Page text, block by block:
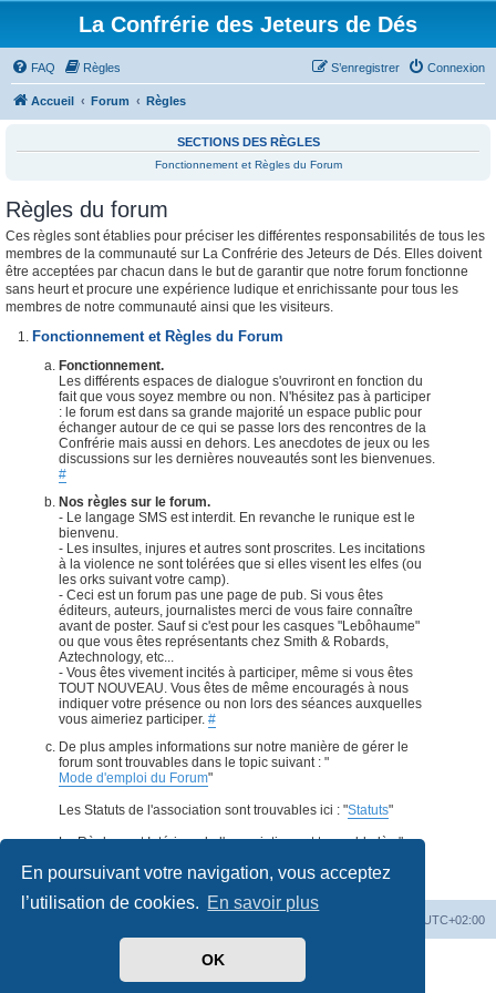
En poursuivant votre navigation, vous acceptez
l’utilisation de cookies. En savoir plus
OK
La Confrérie des Jeteurs de Dés
FAQ Règles Connexion
S’enregistrer
Accueil Forum Règles
SECTIONS DES RÈGLES
Fonctionnement et Règles du Forum
Règles du forum
Ces règles sont établies pour préciser les différentes responsabilités de tous les
membres de la communauté sur La Confrérie des Jeteurs de Dés. Elles doivent
être acceptées par chacun dans le but de garantir que notre forum fonctionne
sans heurt et procure une expérience ludique et enrichissante pour tous les
membres de notre communauté ainsi que les visiteurs.
Fonctionnement et Règles du Forum
Fonctionnement.
Les différents espaces de dialogue s'ouvriront en fonction du
fait que vous soyez membre ou non. N'hésitez pas à participer
: le forum est dans sa grande majorité un espace public pour
échanger autour de ce qui se passe lors des rencontres de la
Confrérie mais aussi en dehors. Les anecdotes de jeux ou les
discussions sur les dernières nouveautés sont les bienvenues.
#
Nos règles sur le forum.
- Le langage SMS est interdit. En revanche le runique est le
bienvenu.
- Les insultes, injures et autres sont proscrites. Les incitations
à la violence ne sont tolérées que si elles visent les elfes (ou
les orks suivant votre camp).
- Ceci est un forum pas une page de pub. Si vous êtes
éditeurs, auteurs, journalistes merci de vous faire connaître
avant de poster. Sauf si c'est pour les casques "Lebôhaume"
ou que vous êtes représentants chez Smith & Robards,
Aztechnology, etc...
- Vous êtes vivement incités à participer, même si vous êtes
TOUT NOUVEAU. Vous êtes de même encouragés à nous
indiquer votre présence ou non lors des séances auxquelles
vous aimeriez participer. #
De plus amples informations sur notre manière de gérer le
forum sont trouvables dans le topic suivant : "
Mode d'emploi du Forum"
Les Statuts de l'association sont trouvables ici : "Statuts"
Le Règlement Intérieur de l'association est trouvable là : "
UTC+02:00
phpBB ® Forum Software © phpBB Limited
phpBB-fr.com